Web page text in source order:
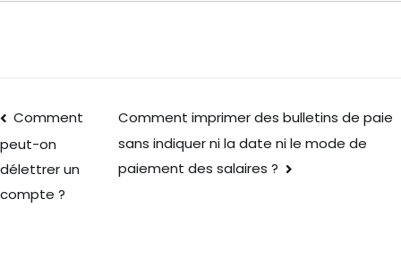
Comment
peut-on
délettrer un
compte ?
Comment imprimer des bulletins de paie
sans indiquer ni la date ni le mode de
paiement des salaires ?